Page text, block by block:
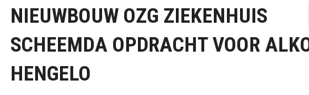
NIEUWBOUW OZG ZIEKENHUIS
SCHEEMDA OPDRACHT VOOR
HENGELO